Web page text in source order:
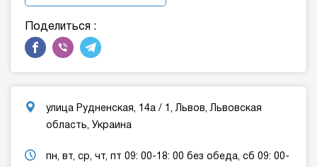
Поделиться :
улица Рудненская, 14а / 1, Львов, Львовская
область, Украина
пн, вт, ср, чт, пт 09: 00-18: 00 без обеда, сб 09: 00-